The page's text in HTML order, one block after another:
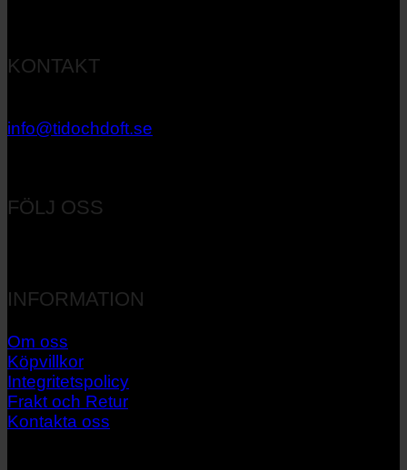
KONTAKT
info@tidochdoft.se
FÖLJ OSS
INFORMATION
Om oss
Köpvillkor
Integritetspolicy
Frakt och Retur
Kontakta oss